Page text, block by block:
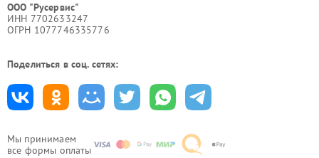
Мы принимаем
все формы оплаты
ООО "Русервис"
ИНН 7702633247
ОГРН 1077746335776
Поделиться в соц. сетях: